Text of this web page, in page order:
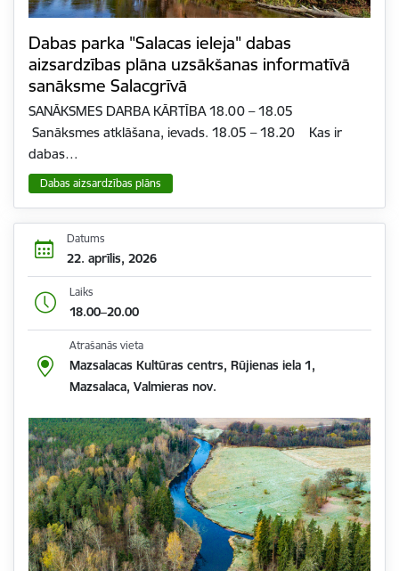
Dabas parka "Salacas ieleja" dabas
aizsardzības plāna uzsākšanas informatīvā
sanāksme Salacgrīvā
SANĀKSMES DARBA KĀRTĪBA 18.00 – 18.05
Sanāksmes atklāšana, ievads. 18.05 – 18.20 Kas ir
dabas…
Dabas aizsardzības plāns
Datums
22. aprīlis, 2026
Laiks
18.00–20.00
Atrašanās vieta
Mazsalacas Kultūras centrs, Rūjienas iela 1,
Mazsalaca, Valmieras nov.